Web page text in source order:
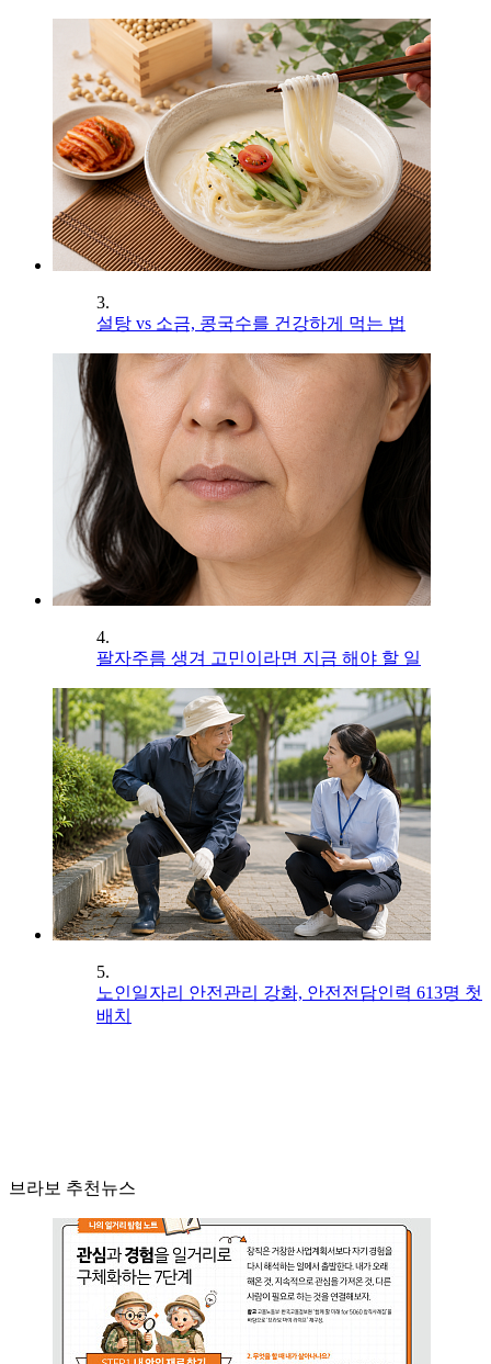
3.
설탕 vs 소금, 콩국수를 건강하게 먹는 법
4.
팔자주름 생겨 고민이라면 지금 해야 할 일
5.
노인일자리 안전관리 강화, 안전전담인력 613명 첫
배치
브라보 추천뉴스